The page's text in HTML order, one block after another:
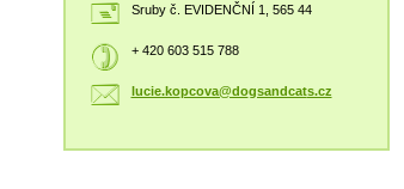
Sruby č. EVIDENČNÍ 1, 565 44
+ 420 603 515 788
lucie.kopcova@dogsandcats.cz